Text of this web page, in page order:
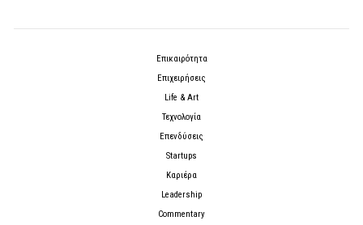
Επικαιρότητα
Επιχειρήσεις
Life & Art
Τεχνολογία
Επενδύσεις
Startups
Καριέρα
Leadership
Commentary